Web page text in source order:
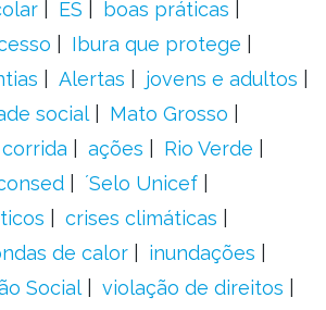
ES
boas práticas
Ibura que protege
Alertas
jovens e adultos
social
Mato Grosso
corrida ações
Rio Verde
´Selo Unicef
crises climáticas
de calor
inundações
Social
violação de direitos